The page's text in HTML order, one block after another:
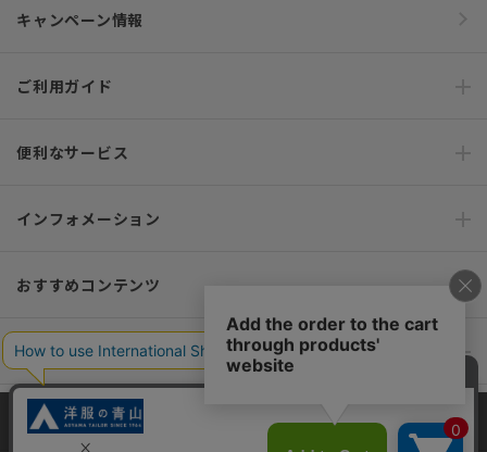
キャンペーン情報
ご利用ガイド
便利なサービス
インフォメーション
おすすめコンテンツ
ポリシー・企業情報
オーダースーツなら SHITATE